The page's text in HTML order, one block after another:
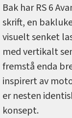
Bak har RS 6
skrift, en
visuelt senket
med vertikalt
fremstå enda
inspirert av
er nesten
konsept.